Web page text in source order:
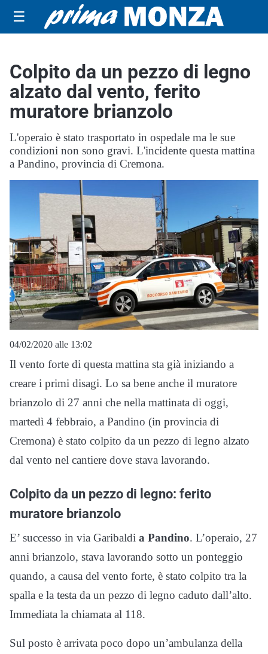
☰
Colpito da un pezzo di legno
alzato dal vento, ferito
muratore brianzolo
L'operaio è stato trasportato in ospedale ma le sue
condizioni non sono gravi. L'incidente questa mattina
a Pandino, provincia di Cremona.
04/02/2020 alle 13:02
Il vento forte di questa mattina sta già iniziando a
creare i primi disagi. Lo sa bene anche il muratore
brianzolo di 27 anni che nella mattinata di oggi,
martedì 4 febbraio, a Pandino (in provincia di
Cremona) è stato colpito da un pezzo di legno alzato
dal vento nel cantiere dove stava lavorando.
Colpito da un pezzo di legno: ferito
muratore brianzolo
E’ successo in via Garibaldi a Pandino. L’operaio, 27
anni brianzolo, stava lavorando sotto un ponteggio
quando, a causa del vento forte, è stato colpito tra la
spalla e la testa da un pezzo di legno caduto dall’alto.
Immediata la chiamata al 118.
Sul posto è arrivata poco dopo un’ambulanza della